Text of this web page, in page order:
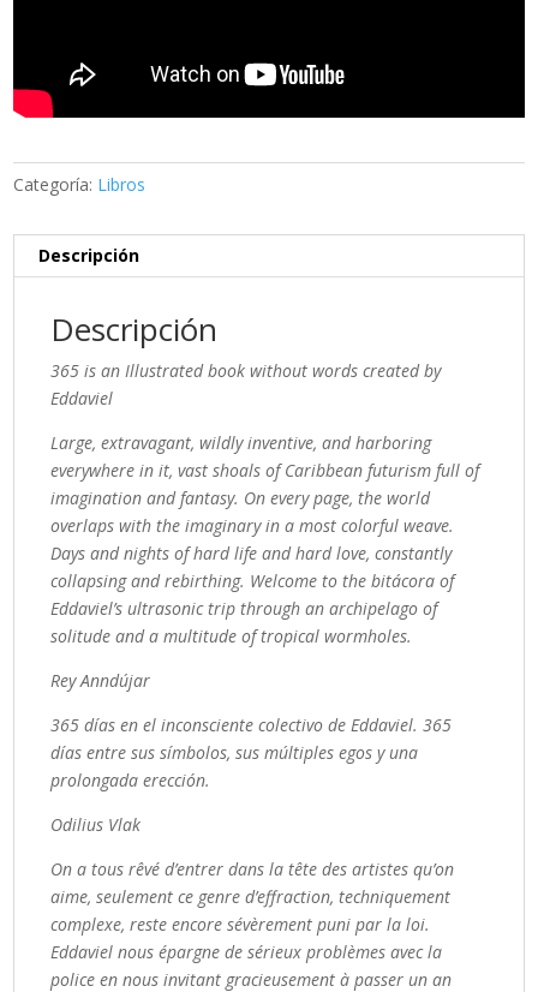
Categoría: Libros
Descripción
Descripción
365 is an Illustrated book without words created by
Eddaviel
Large, extravagant, wildly inventive, and harboring
everywhere in it, vast shoals of Caribbean futurism full of
imagination and fantasy. On every page, the world
overlaps with the imaginary in a most colorful weave.
Days and nights of hard life and hard love, constantly
collapsing and rebirthing. Welcome to the bitácora of
Eddaviel’s ultrasonic trip through an archipelago of
solitude and a multitude of tropical wormholes.
Rey Anndújar
365 días en el inconsciente colectivo de Eddaviel. 365
días entre sus símbolos, sus múltiples egos y una
prolongada erección.
Odilius Vlak
On a tous rêvé d’entrer dans la tête des artistes qu’on
aime, seulement ce genre d’effraction, techniquement
complexe, reste encore sévèrement puni par la loi.
Eddaviel nous épargne de sérieux problèmes avec la
police en nous invitant gracieusement à passer un an